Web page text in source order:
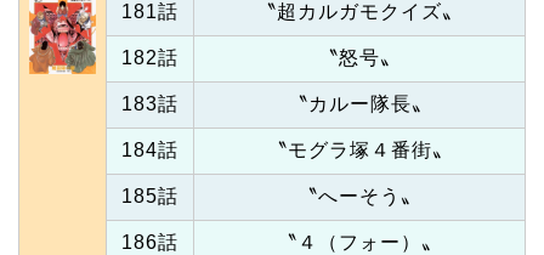
181話 〝超カルガモクイズ〟
182話 〝怒号〟
183話 〝カルー隊長〟
184話 〝モグラ塚４番街〟
185話 〝へーそう〟
186話 〝４（フォー）〟